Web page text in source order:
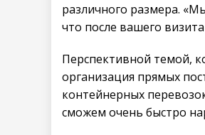
различного размера.
что после вашего
Перспективной темой,
организация прямых
контейнерных
сможем очень быстро